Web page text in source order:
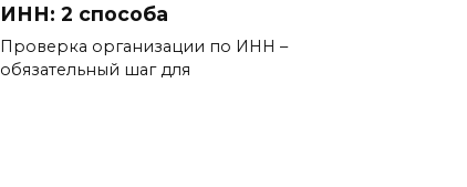
ИНН: 2 способа
Проверка организации по ИНН –
обязательный шаг для